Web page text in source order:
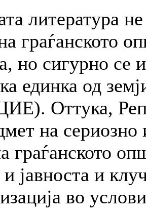
литература
граѓанското
но сигурно се
единка од
Оттука,
на
граѓанското
јавноста и
во